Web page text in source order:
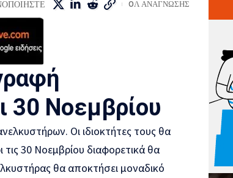
0Λ ΑΝΑΓΝΩΣΗΣ
30 Νοεμβρίου
Οι ιδιοκτήτες τους θα
30 Νοεμβρίου διαφορετικά θα
θα αποκτήσει μοναδικό